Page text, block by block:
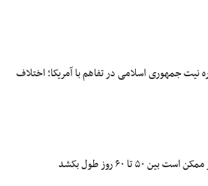
نیت جمهوری اسلامی در تفاهم‌ با آمریکا؛ اختلاف
۵۰ تا ۶۰ روز طول بکشد